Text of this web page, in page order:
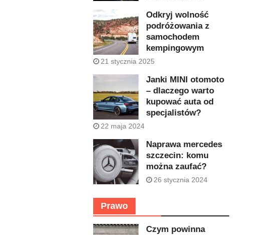
Odkryj wolność
podróżowania z
samochodem
kempingowym
21 stycznia 2025
Janki MINI otomoto
– dlaczego warto
kupować auta od
specjalistów?
22 maja 2024
Naprawa mercedes
szczecin: komu
można zaufać?
26 stycznia 2024
Prawo
Czym powinna